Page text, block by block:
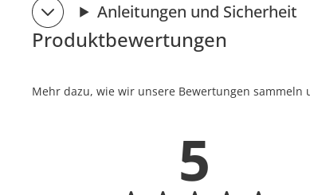
Anleitungen und Sicherheit
Produktbewertungen
Mehr dazu, wie wir unsere Bewertungen
5